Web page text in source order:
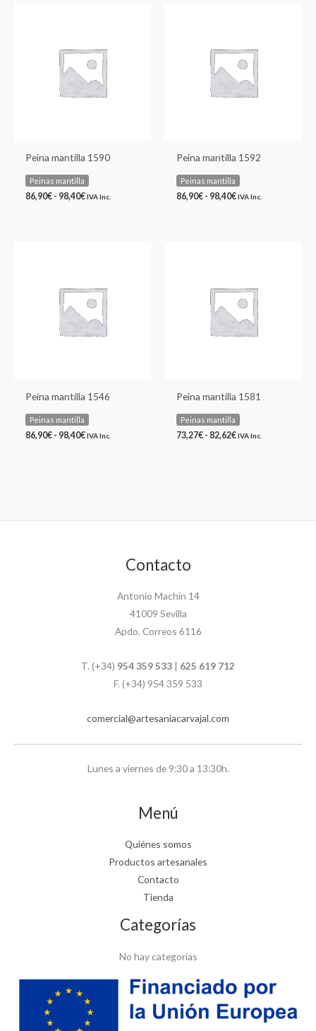
Peina mantilla 1590
Peinas mantilla
86,90€ - 98,40€
86,90€
hasta
98,40€
IVA Inc.
Peina mantilla 1592
Peinas mantilla
86,90€ - 98,40€
86,90€
hasta
98,40€
IVA Inc.
Peina mantilla 1546
Peinas mantilla
86,90€ - 98,40€
86,90€
hasta
98,40€
IVA Inc.
Peina mantilla 1581
Peinas mantilla
73,27€ - 82,62€
73,27€
hasta
82,62€
IVA Inc.
Contacto
Antonio Machín 14
41009 Sevilla
Apdo. Correos 6116
T. (+34) 954 359 533 | 625 619 712
F. (+34) 954 359 533
comercial@artesaniacarvajal.com
Lunes a viernes de 9:30 a 13:30h.
Menú
Quiénes somos
Productos artesanales
Contacto
Tienda
Categorías
No hay categorías